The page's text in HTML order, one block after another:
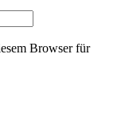
Browser für